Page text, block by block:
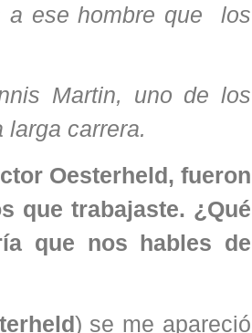
a ese hombre que los
Martin, uno de los
carrera.
Oesterheld, fueron
que trabajaste. ¿Qué
que nos hables de
) se me apareció